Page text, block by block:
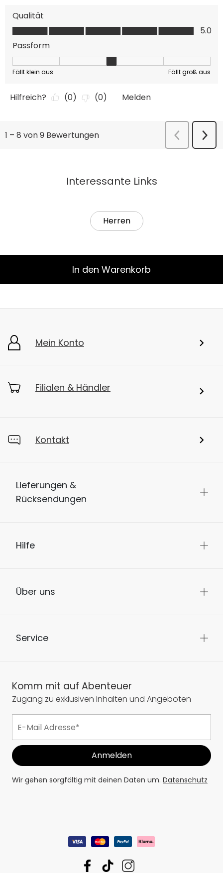
Interessante Links
Herren
In den Warenkorb
Mein Konto
Filialen & Händler
Kontakt
Lieferungen &
Rücksendungen
Hilfe
Über uns
Service
Komm mit auf Abenteuer
Zugang zu exklusiven Inhalten und Angeboten
Wir gehen sorgfältig mit deinen Daten um. Datenschutz